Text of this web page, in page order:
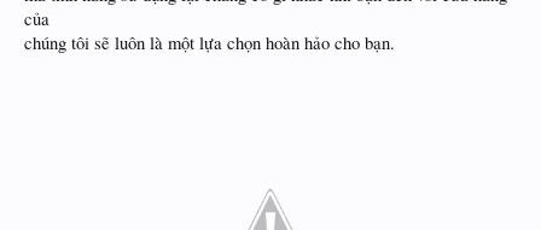
của
chúng tôi sẽ luôn là một lựa chọn hoàn hảo cho bạn.